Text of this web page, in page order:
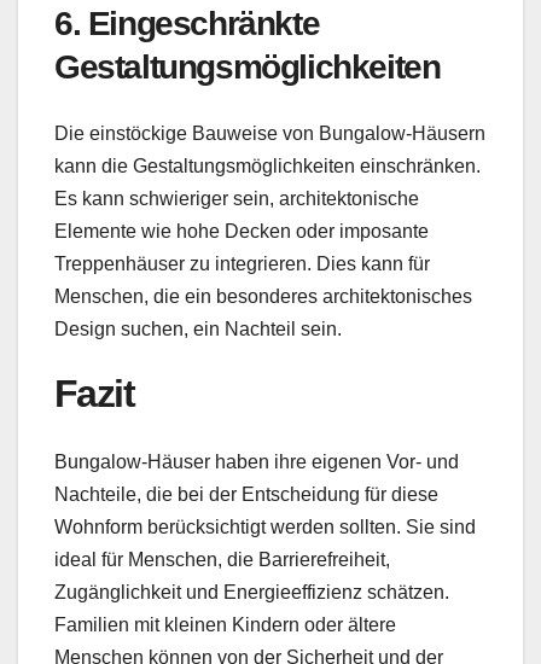
6. Eingeschränkte
Gestaltungsmöglichkeiten
Die einstöckige Bauweise von Bungalow-Häusern
kann die Gestaltungsmöglichkeiten einschränken.
Es kann schwieriger sein, architektonische
Elemente wie hohe Decken oder imposante
Treppenhäuser zu integrieren. Dies kann für
Menschen, die ein besonderes architektonisches
Design suchen, ein Nachteil sein.
Fazit
Bungalow-Häuser haben ihre eigenen Vor- und
Nachteile, die bei der Entscheidung für diese
Wohnform berücksichtigt werden sollten. Sie sind
ideal für Menschen, die Barrierefreiheit,
Zugänglichkeit und Energieeffizienz schätzen.
Familien mit kleinen Kindern oder ältere
Menschen können von der Sicherheit und der